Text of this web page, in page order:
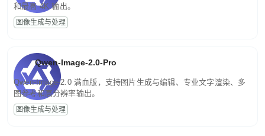
和最高 4K 输出。
图像生成与处理
Qwen-Image-2.0-Pro
Qwen-Image-2.0 满血版，支持图片生成与编辑、专业文字渲染、多
图参考和高分辨率输出。
图像生成与处理